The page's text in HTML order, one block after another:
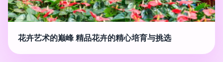
花卉艺术的巅峰 精品花卉的精心培育与挑选